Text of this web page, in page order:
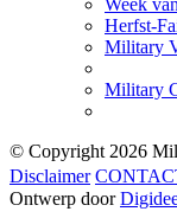
Week
Herfst-
Military
Military
© Copyright 2026
Disclaimer
Ontwerp door